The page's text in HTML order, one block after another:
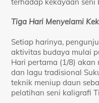
Tiga Hari Menyelami
Setiap harinya,
aktivitas budaya mulai
Hari pertama (1/8)
dan lagu tradisional
teknik meniup daun
pelatihan seni kaligrafi